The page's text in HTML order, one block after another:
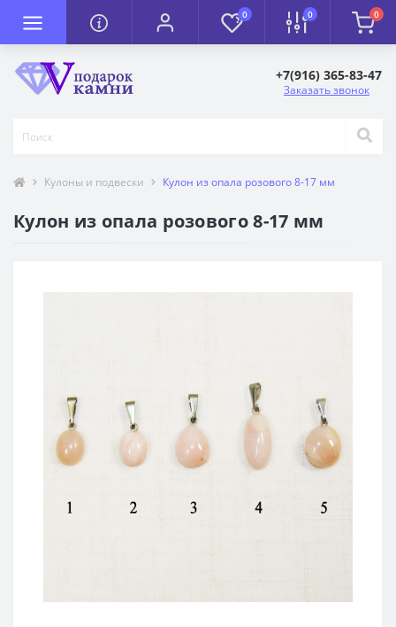
0 0 0
+7(916) 365-83-47
Заказать звонок
Кулоны и подвески Кулон из опала розового 8-17 мм
Кулон из опала розового 8-17 мм